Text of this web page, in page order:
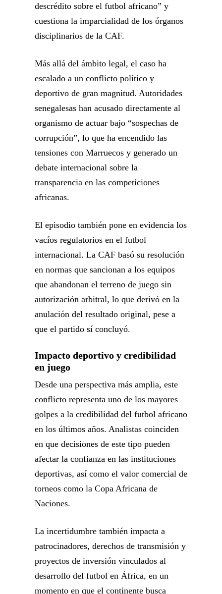
descrédito sobre el futbol africano” y
cuestiona la imparcialidad de los órganos
disciplinarios de la CAF.
Más allá del ámbito legal, el caso ha
escalado a un conflicto político y
deportivo de gran magnitud. Autoridades
senegalesas han acusado directamente al
organismo de actuar bajo “sospechas de
corrupción”, lo que ha encendido las
tensiones con Marruecos y generado un
debate internacional sobre la
transparencia en las competiciones
africanas.
El episodio también pone en evidencia los
vacíos regulatorios en el futbol
internacional. La CAF basó su resolución
en normas que sancionan a los equipos
que abandonan el terreno de juego sin
autorización arbitral, lo que derivó en la
anulación del resultado original, pese a
que el partido sí concluyó.
Impacto deportivo y credibilidad
en juego
Desde una perspectiva más amplia, este
conflicto representa uno de los mayores
golpes a la credibilidad del futbol africano
en los últimos años. Analistas coinciden
en que decisiones de este tipo pueden
afectar la confianza en las instituciones
deportivas, así como el valor comercial de
torneos como la Copa Africana de
Naciones.
La incertidumbre también impacta a
patrocinadores, derechos de transmisión y
proyectos de inversión vinculados al
desarrollo del futbol en África, en un
momento en que el continente busca